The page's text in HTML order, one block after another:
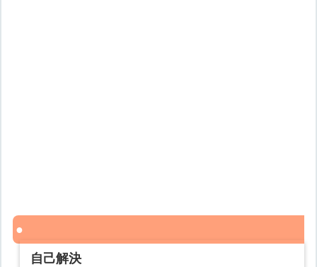
自己解決